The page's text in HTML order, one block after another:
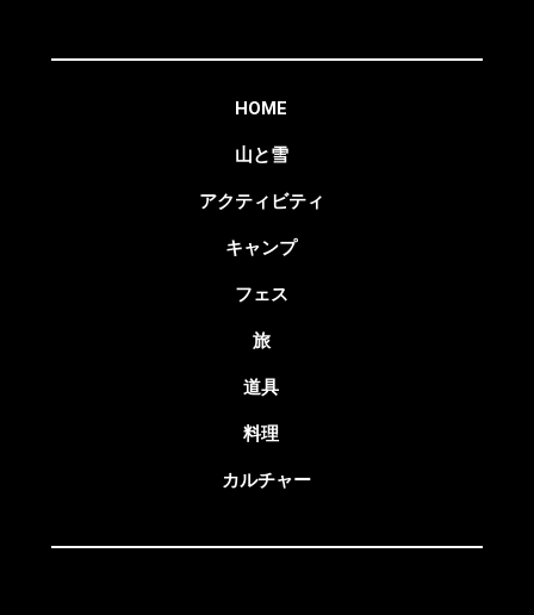
HOME
山と雪
アクティビティ
キャンプ
フェス
旅
道具
料理
カルチャー